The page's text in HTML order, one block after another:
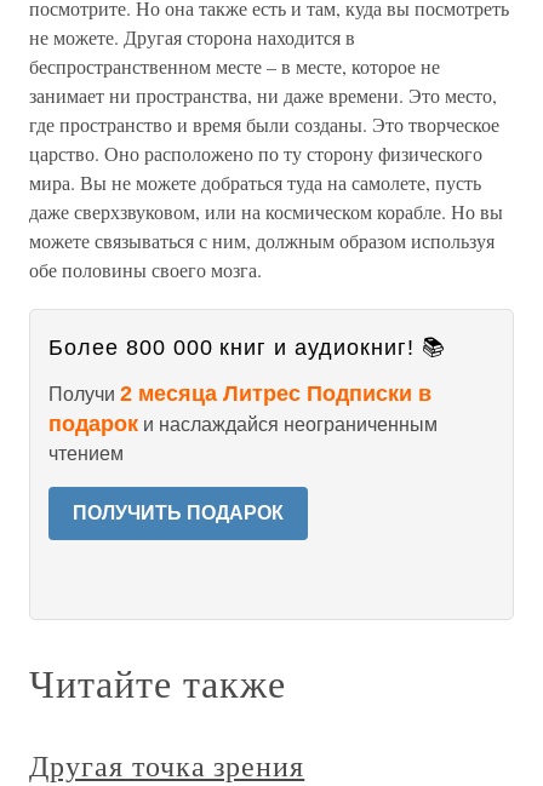
посмотрите. Но она также есть и там, куда вы посмотреть
не можете. Другая сторона находится в
беспространственном месте – в месте, которое не
занимает ни пространства, ни даже времени. Это место,
где пространство и время были созданы. Это творческое
царство. Оно расположено по ту сторону физического
мира. Вы не можете добраться туда на самолете, пусть
даже сверхзвуковом, или на космическом корабле. Но вы
можете связываться с ним, должным образом используя
обе половины своего мозга.
Более 800 000 книг и аудиокниг! 📚
Получи 2 месяца Литрес Подписки в
подарок и наслаждайся неограниченным
чтением
ПОЛУЧИТЬ ПОДАРОК
Читайте также
Другая точка зрения